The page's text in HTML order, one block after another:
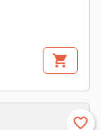
shopping_cart
favorite_border